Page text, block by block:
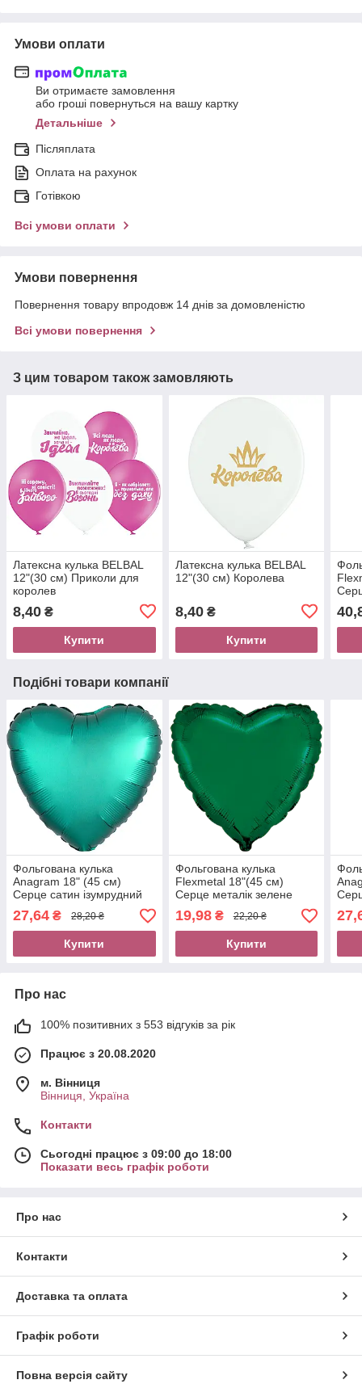
Умови оплати
Ви отримаєте замовлення
або гроші повернуться на вашу картку
Детальніше
Післяплата
Оплата на рахунок
Готівкою
Всі умови оплати
Умови повернення
Повернення товару впродовж 14 днів за домовленістю
Всі умови повернення
З цим товаром також замовляють
Латексна кулька BELBAL
12"(30 см) Приколи для
королев
8,40 ₴
Купити
Латексна кулька BELBAL
12"(30 см) Королева
8,40₴
Купити
Подібні товари компанії
Фольгована кулька
Anagram 18" (45 см)
Серце сатин ізумрудний
27,64 ₴ 28,20 ₴
Купити
Фольгована кулька
Flexmetal 18"(45 см)
Серце металік зелене
(ДЕФЕКТ)
19,98₴ 22,20 ₴
Купити
Про нас
100% позитивних з 553 відгуків за рік
Працює з 20.08.2020
м. Вінниця
Вінниця, Україна
Контакти
Сьогодні працює з 09:00 до 18:00
Показати весь графік роботи
Про нас
Контакти
Доставка та оплата
Графік роботи
Повна версія сайту